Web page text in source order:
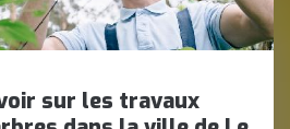
sur les travaux